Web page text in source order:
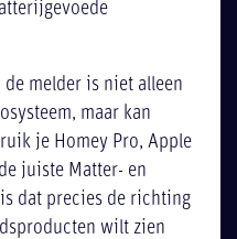
melder is niet alleen
maar kan
je Homey Pro, Apple
juiste Matter- en
dat precies de richting
wilt zien